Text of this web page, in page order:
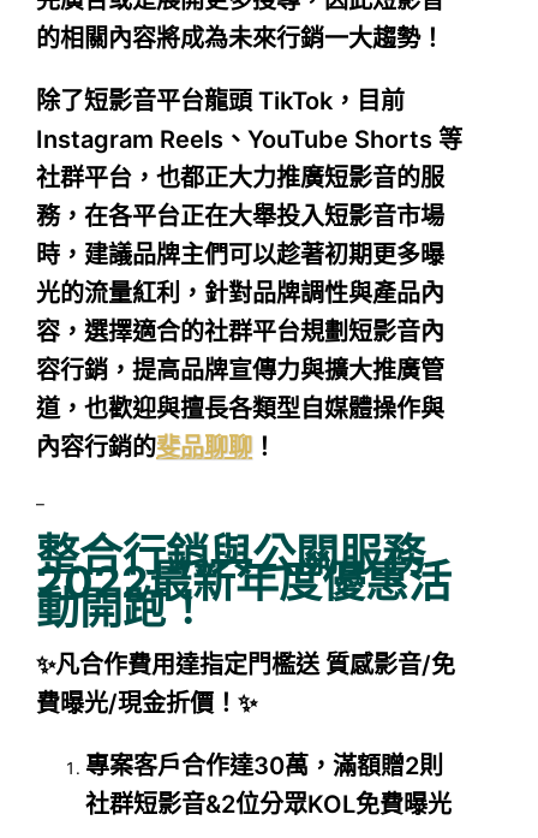
的相關內容將成為未來行銷一大趨勢！
除了短影音平台龍頭 TikTok，目前
Instagram Reels、YouTube Shorts 等
社群平台，也都正大力推廣短影音的服
務，在各平台正在大舉投入短影音市場
時，建議品牌主們可以趁著初期更多曝
光的流量紅利，針對品牌調性與產品內
容，選擇適合的社群平台規劃短影音內
容行銷，提高品牌宣傳力與擴大推廣管
道，也歡迎與擅長各類型自媒體操作與
內容行銷的斐品聊聊 ！
–
整合行銷與公關服務
2022最新年度優惠活
動開跑！
✨凡合作費用達指定門檻送 質感影音/免
費曝光/現金折價！✨
專案客戶合作達30萬，滿額贈2則
社群短影音&2位分眾KOL免費曝光